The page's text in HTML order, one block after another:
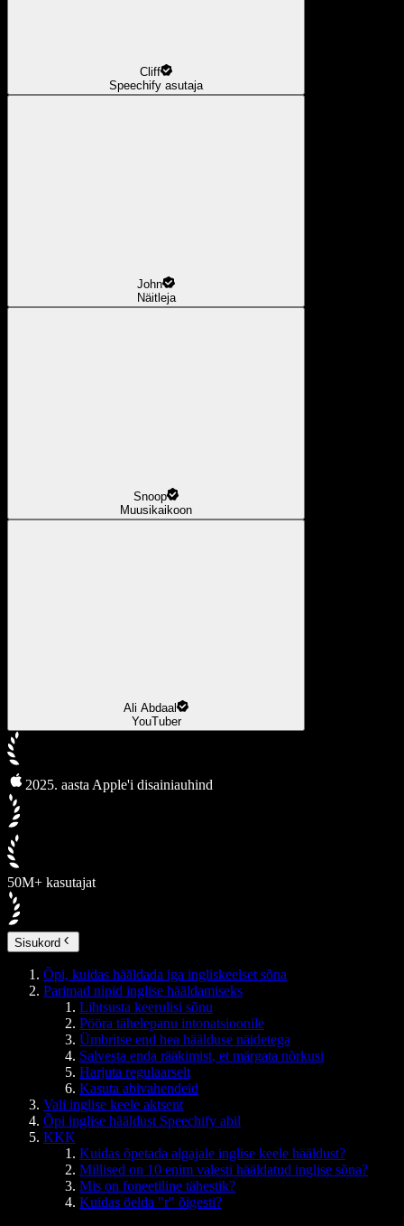
Cliff
Speechify asutaja
John
Näitleja
Snoop
Muusikaikoon
Ali Abdaal
YouTuber
2025. aasta Apple'i disainiauhind
50M+ kasutajat
Sisukord
Õpi, kuidas hääldada iga ingliskeelset sõna
Parimad nipid inglise hääldamiseks
Lihtsusta keerulisi sõnu
Pööra tähelepanu intonatsioonile
Ümbritse end hea häälduse näidetega
Salvesta enda rääkimist, et märgata nõrkusi
Harjuta regulaarselt
Kasuta abivahendeid
Vali inglise keele aktsent
Õpi inglise hääldust Speechify abil
KKK
Kuidas õpetada algajale inglise keele hääldust?
Millised on 10 enim valesti hääldatud inglise sõna?
Mis on foneetiline tähestik?
Kuidas öelda "r" õigesti?